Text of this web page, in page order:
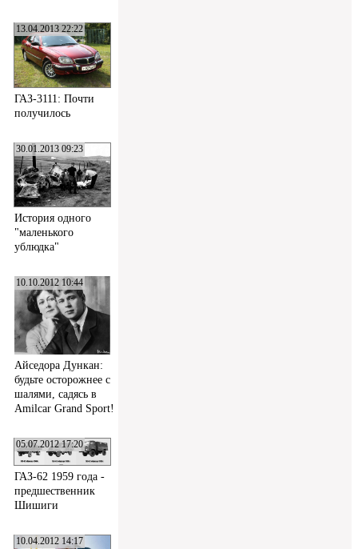
13.04.2013 22:22
ГАЗ-3111: Почти
получилось
30.01.2013 09:23
История одного
"маленького
ублюдка"
10.10.2012 10:44
Айседора Дункан:
будьте осторожнее с
шалями, садясь в
Amilcar Grand Sport!
05.07.2012 17:20
ГАЗ-62 1959 года -
предшественник
Шишиги
10.04.2012 14:17